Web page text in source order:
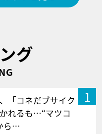
グ
1
「コネだブサイク
れるも…“マツコ
ら…